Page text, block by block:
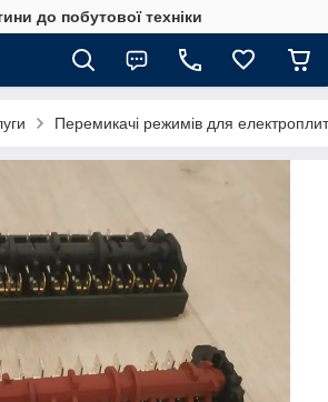
до побутової техніки
Перемикачі режимів для